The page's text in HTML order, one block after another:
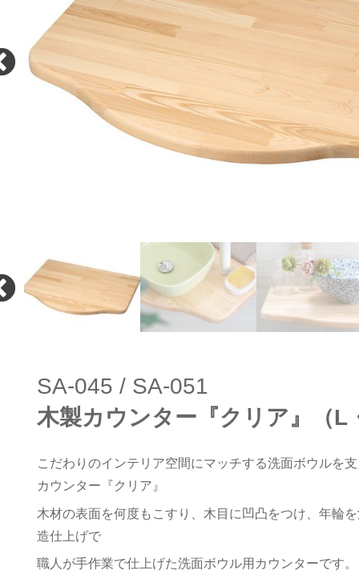
SA-045 / SA-051
木製カウンター『クリア』（L
こだわりのインテリア空間にマッチする洗面ボウルを
カウンター『クリア 』
木材の表面を何度もこすり、木目に凹凸をつけ、年輪
造仕上げで
職人が手作業で仕上げた洗面ボウル用カウンターです。